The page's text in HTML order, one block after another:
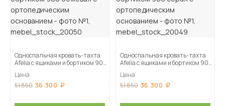
Односпальная кровать-тахта
Afelia с ящиками и бортиком 900
основанием
Цена
51 850 36 300
Односпальная кровать-тахта
Afelia с ящиками и бортиком 900
основанием
Цена
51 850 36 300